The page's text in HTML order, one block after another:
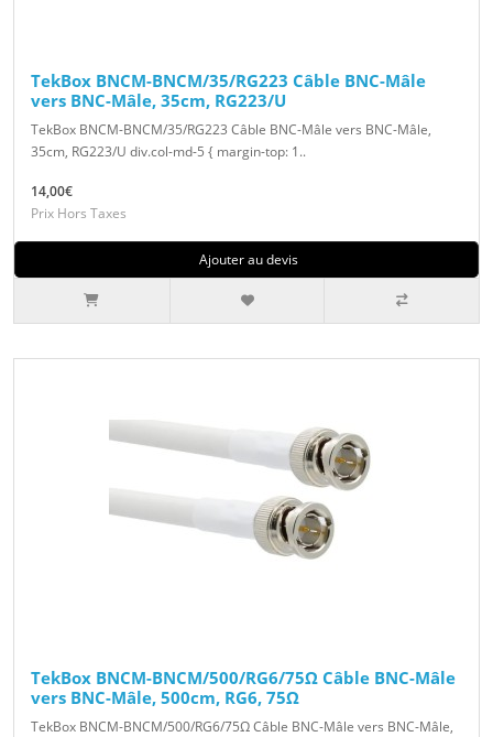
TekBox BNCM-BNCM/35/RG223 Câble BNC-Mâle
vers BNC-Mâle, 35cm, RG223/U
TekBox BNCM-BNCM/35/RG223 Câble BNC-Mâle vers BNC-Mâle,
35cm, RG223/U div.col-md-5 { margin-top: 1..
14,00€
Prix Hors Taxes
Ajouter au devis
TekBox BNCM-BNCM/500/RG6/75Ω Câble BNC-Mâle
vers BNC-Mâle, 500cm, RG6, 75Ω
TekBox BNCM-BNCM/500/RG6/75Ω Câble BNC-Mâle vers BNC-Mâle,